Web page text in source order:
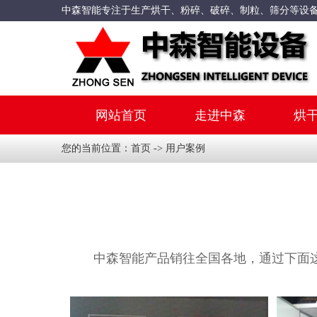
中森智能专注于生产烘干、粉碎、破碎、制粒、筛分等设
网站首页 走进中森 烘
您的当前位置： 首页 -> 用户案例
中森智能产品销往全国各地，通过下